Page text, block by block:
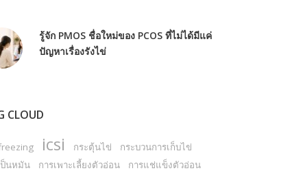
รู้จัก PMOS ชื่อใหม่ของ PCOS ที่ไม่ได้มีแค่
ปัญหาเรื่องรังไข่
CLOUD
icsi กระตุ้นไข่
กระบวนการเก็บไข่
ป็นหมัน
การเพาะเลี้ยงตัวอ่อน
การแช่แข็งตัวอ่อน